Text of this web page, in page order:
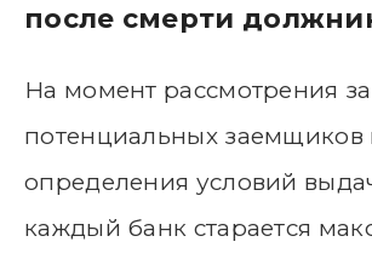
после смерти
На момент рассмотрения
потенциальных заемщиков
определения условий
каждый банк старается